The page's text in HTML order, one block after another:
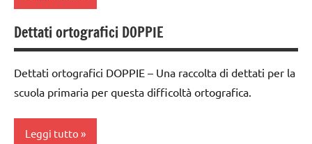
ARTICOLI
classe
1a
costruire i
materiali
dai
Dettati ortografici DOPPIE
Dettati ortografici DOPPIE – Una raccolta di dettati per la
scuola primaria per questa difficoltà ortografica.
Leggi tutto